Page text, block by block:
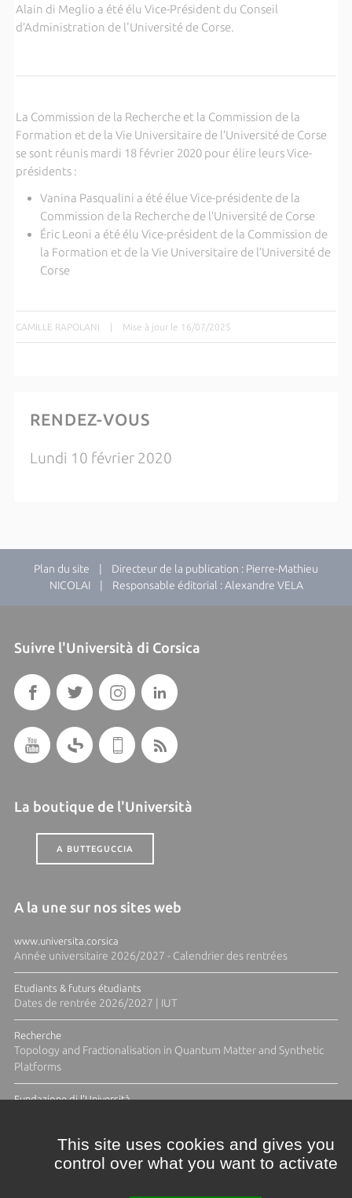
Alain di Meglio a été élu Vice-Président du Conseil
d’Administration de l'Université de Corse.
La Commission de la Recherche et la Commission de la
Formation et de la Vie Universitaire de l’Université de Corse
se sont réunis mardi 18 février 2020 pour élire leurs Vice-
présidents :
Vanina Pasqualini a été élue Vice-présidente de la
Commission de la Recherche de l’Université de Corse
Éric Leoni a été élu Vice-président de la Commission de
la Formation et de la Vie Universitaire de l’Université de
Corse
CAMILLE RAPOLANI Mise à jour le 16/07/2025
RENDEZ-VOUS
Lundi 10 février 2020
Plan du site | Directeur de la publication : Pierre-Mathieu
NICOLAI | Responsable éditorial : Alexandre VELA
Suivre l'Università di Corsica
La boutique de l'Università
A BUTTEGUCCIA
A la une sur nos sites web
www.universita.corsica
Année universitaire 2026/2027 - Calendrier des rentrées
Etudiants & futurs étudiants
Dates de rentrée 2026/2027 | IUT
Recherche
Topology and Fractionalisation in Quantum Matter and Synthetic
Platforms
Fundazione di l'Università
This site uses cookies and gives you
control over what you want to activate